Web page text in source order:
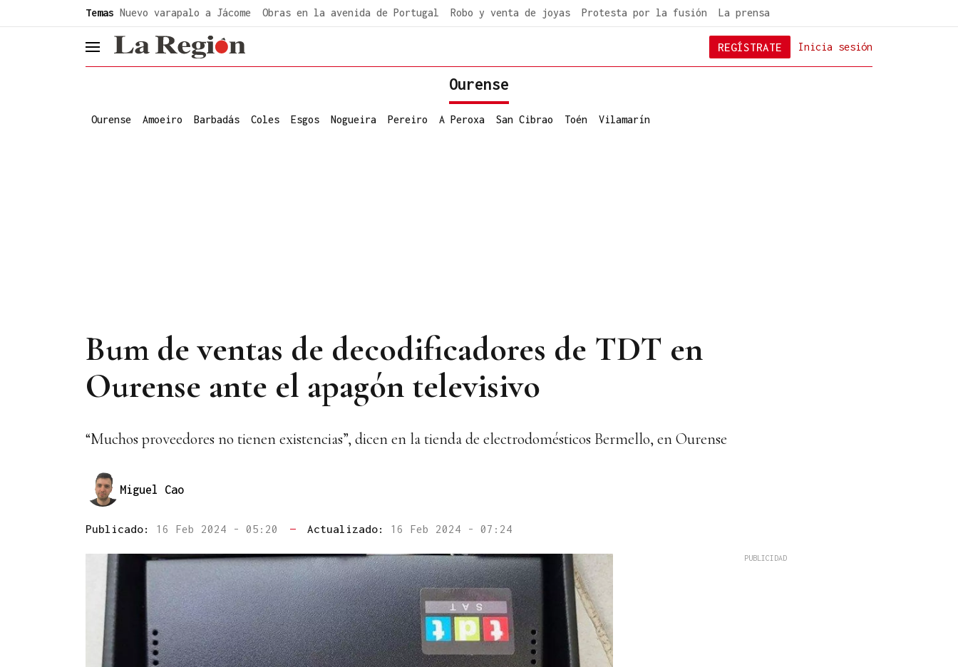
Temas Nuevo varapalo a Jácome Obras en la avenida de Portugal Robo y venta de joyas Protesta por la fusión La prensa
header.menu.open Inicia sesión
REGÍSTRATE
Ourense
Ourense Amoeiro Barbadás Coles Esgos Nogueira Pereiro A Peroxa San Cibrao Toén Vilamarín
Bum de ventas de decodificadores de TDT en
Ourense ante el apagón televisivo
“Muchos proveedores no tienen existencias”, dicen en la tienda de electrodomésticos Bermello, en Ourense
Miguel Cao
Publicado: 16 Feb 2024 - 05:20 — Actualizado: 16 Feb 2024 - 07:24